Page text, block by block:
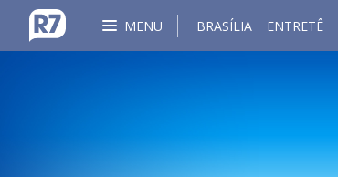
MENU BRASÍLIA ENTRETÊ